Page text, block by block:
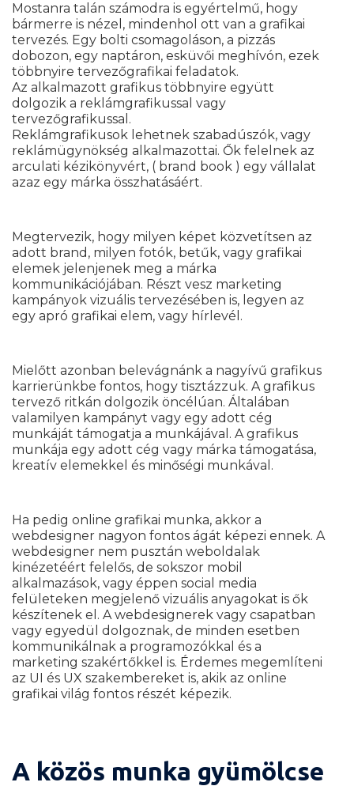
Mostanra talán számodra is egyértelmű, hogy
bármerre is nézel, mindenhol ott van a grafikai
tervezés. Egy bolti csomagoláson, a pizzás
dobozon, egy naptáron, esküvői meghívón, ezek
többnyire tervezőgrafikai feladatok.
Az alkalmazott grafikus többnyire együtt
dolgozik a reklámgrafikussal vagy
tervezőgrafikussal.
Reklámgrafikusok lehetnek szabadúszók, vagy
reklámügynökség alkalmazottai. Ők felelnek az
arculati kézikönyvért, ( brand book ) egy vállalat
azaz egy márka összhatásáért.
Megtervezik, hogy milyen képet közvetítsen az
adott brand, milyen fotók, betűk, vagy grafikai
elemek jelenjenek meg a márka
kommunikációjában. Részt vesz marketing
kampányok vizuális tervezésében is, legyen az
egy apró grafikai elem, vagy hírlevél.
Mielőtt azonban belevágnánk a nagyívű grafikus
karrierünkbe fontos, hogy tisztázzuk. A grafikus
tervező ritkán dolgozik öncélúan. Általában
valamilyen kampányt vagy egy adott cég
munkáját támogatja a munkájával. A grafikus
munkája egy adott cég vagy márka támogatása,
kreatív elemekkel és minőségi munkával.
Ha pedig online grafikai munka, akkor a
webdesigner nagyon fontos ágát képezi ennek. A
webdesigner nem pusztán weboldalak
kinézetéért felelős, de sokszor mobil
alkalmazások, vagy éppen social media
felületeken megjelenő vizuális anyagokat is ők
készítenek el. A webdesignerek vagy csapatban
vagy egyedül dolgoznak, de minden esetben
kommunikálnak a programozókkal és a
marketing szakértőkkel is. Érdemes megemlíteni
az UI és UX szakembereket is, akik az online
grafikai világ fontos részét képezik.
A közös munka gyümölcse